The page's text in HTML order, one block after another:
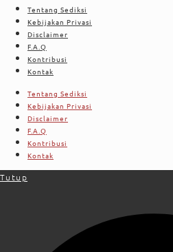
Tentang Sediksi
Kebijakan Privasi
Disclaimer
F.A.Q
Kontribusi
Kontak
Tentang Sediksi
Kebijakan Privasi
Disclaimer
F.A.Q
Kontribusi
Kontak
Tutup